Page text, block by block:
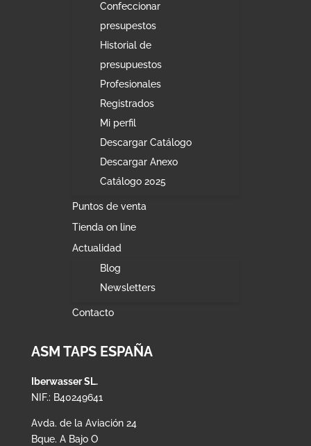
Confeccionar
presupestos
Historial de
presupuestos
Profesionales
Registrados
Mi perfil
Descargar Catálogo
Descargar Anexo
Catálogo 2025
Puntos de venta
Tienda on line
Actualidad
Blog
Newsletters
Contacto
ASM TAPS ESPAÑA
Iberwasser SL.
NIF.: B40249641
Avda. de la Aviación 24
Bque. A Bajo O